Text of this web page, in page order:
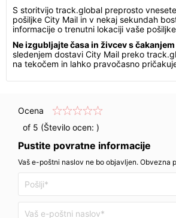
S storitvijo track.global preprosto
pošiljke City Mail in v nekaj sekundah
informacije o trenutni lokaciji vaše
Ne izgubljajte časa in živcev s
sledenjem dostavi City Mail preko
na tekočem in lahko pravočasno
Ocena
of 5 (Število ocen: )
Pustite povratne informacije
Vaš e-poštni naslov ne bo objavljen. Obvezna